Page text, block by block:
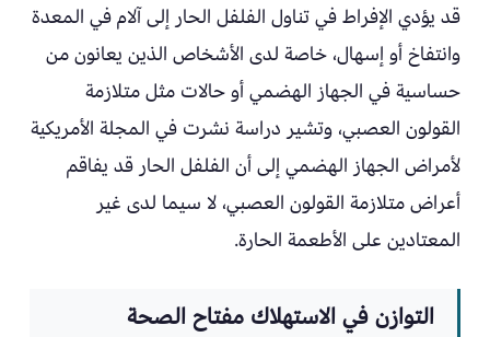
قد يؤدي الإفراط في تناول الفلفل الحار إلى آلام في المعدة
وانتفاخ أو إسهال، خاصة لدى الأشخاص الذين يعانون من
حساسية في الجهاز الهضمي أو حالات مثل متلازمة
القولون العصبي، وتشير دراسة نشرت في المجلة الأمريكية
لأمراض الجهاز الهضمي إلى أن الفلفل الحار قد يفاقم
أعراض متلازمة القولون العصبي، لا سيما لدى غير
المعتادين على الأطعمة الحارة.
التوازن في الاستهلاك مفتاح الصحة